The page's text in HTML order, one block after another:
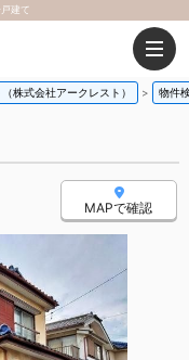
建て
株式会社アークレスト） 物件
MAPで確認